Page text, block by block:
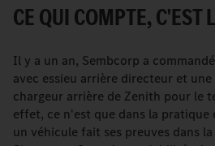
CE QUI COMPTE, C'EST
Il y a un an, Sembcorp a
avec essieu arrière directeur et
chargeur arrière de Zenith pour le
effet, ce n'est que dans la pratique
un véhicule fait ses preuves dans